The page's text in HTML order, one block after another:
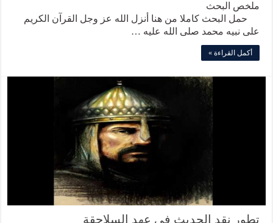
ملخص البحث
حمل البحث كاملا من هنا أنزل الله عز وجل القرآن الكريم
على نبيه محمد صلى الله عليه …
أكمل القراءة »
تطور نقد الحديث في عهد السلاجقة